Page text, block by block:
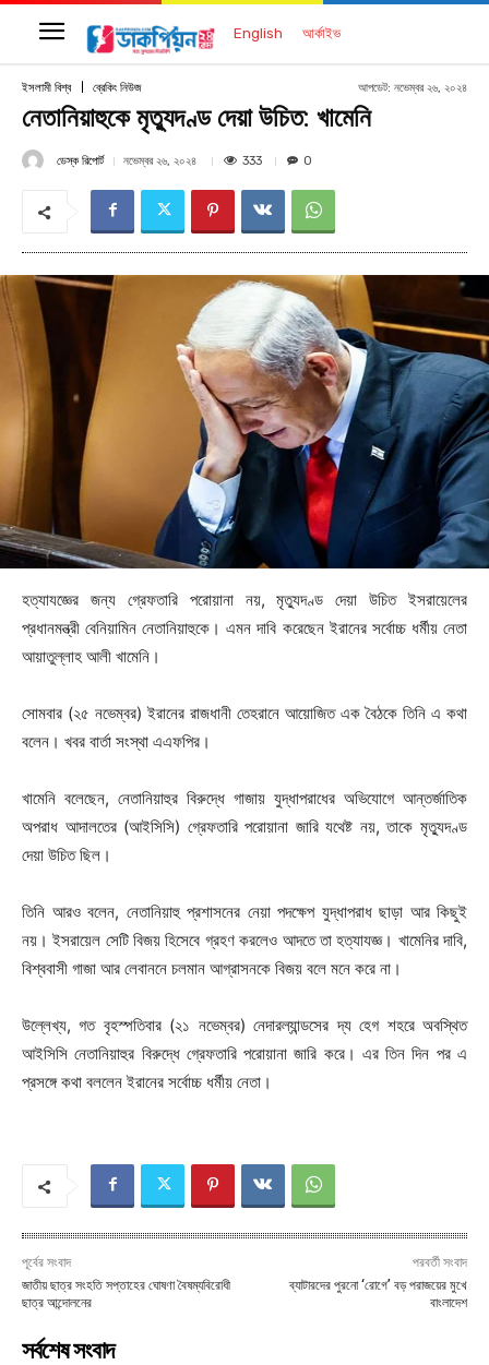
English আর্কাইভ
ইসলামী বিশ্ব ব্রেকিং নিউজ আপডেট: নভেম্বর ২৬, ২০২৪
নেতানিয়াহুকে মৃত্যুদণ্ড দেয়া উচিত: খামেনি
ডেস্ক রিপোর্ট নভেম্বর ২৬, ২০২৪ 333 0
হত্যাযজ্ঞের জন্য গ্রেফতারি পরোয়ানা নয়, মৃত্যুদণ্ড দেয়া উচিত ইসরায়েলের
প্রধানমন্ত্রী বেনিয়ামিন নেতানিয়াহুকে। এমন দাবি করেছেন ইরানের সর্বোচ্চ ধর্মীয় নেতা
আয়াতুল্লাহ আলী খামেনি।
সোমবার (২৫ নভেম্বর) ইরানের রাজধানী তেহরানে আয়োজিত এক বৈঠকে তিনি এ কথা
বলেন। খবর বার্তা সংস্থা এএফপির।
খামেনি বলেছেন, নেতানিয়াহুর বিরুদ্ধে গাজায় যুদ্ধাপরাধের অভিযোগে আন্তর্জাতিক
অপরাধ আদালতের (আইসিসি) গ্রেফতারি পরোয়ানা জারি যথেষ্ট নয়, তাকে মৃত্যুদণ্ড
দেয়া উচিত ছিল।
তিনি আরও বলেন, নেতানিয়াহু প্রশাসনের নেয়া পদক্ষেপ যুদ্ধাপরাধ ছাড়া আর কিছুই
নয়। ইসরায়েল সেটি বিজয় হিসেবে গ্রহণ করলেও আদতে তা হত্যাযজ্ঞ। খামেনির দাবি,
বিশ্ববাসী গাজা আর লেবাননে চলমান আগ্রাসনকে বিজয় বলে মনে করে না।
উল্লেখ্য, গত বৃহস্পতিবার (২১ নভেম্বর) নেদারল্যান্ডসের দ্য হেগ শহরে অবস্থিত
আইসিসি নেতানিয়াহুর বিরুদ্ধে গ্রেফতারি পরোয়ানা জারি করে। এর তিন দিন পর এ
প্রসঙ্গে কথা বললেন ইরানের সর্বোচ্চ ধর্মীয় নেতা।
পূর্বের সংবাদ
জাতীয় ছাত্র সংহতি সপ্তাহের ঘোষণা বৈষম্যবিরোধী
ছাত্র আন্দোলনের
পরবর্তী সংবাদ
ব্যাটারদের পুরনো ‘রোগে’ বড় পরাজয়ের মুখে
বাংলাদেশ
সর্বশেষ সংবাদ